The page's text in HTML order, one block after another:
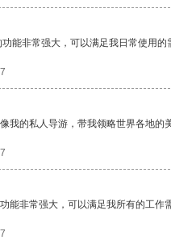
能非常强大，可以满足我日常使用的
我的私人导游，带我领略世界各地的美
能非常强大，可以满足我所有的工作